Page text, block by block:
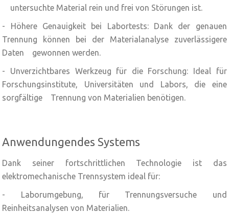
untersuchte Material rein und frei von Störungen ist.
- Höhere Genauigkeit bei Labortests: Dank der genauen
Trennung können bei der Materialanalyse zuverlässigere
Daten gewonnen werden.
- Unverzichtbares Werkzeug für die Forschung: Ideal für
Forschungsinstitute, Universitäten und Labors, die eine
sorgfältige Trennung von Materialien benötigen.
Anwendungendes Systems
Dank seiner fortschrittlichen Technologie ist das
elektromechanische Trennsystem ideal für:
- Laborumgebung, für Trennungsversuche und
Reinheitsanalysen von Materialien.